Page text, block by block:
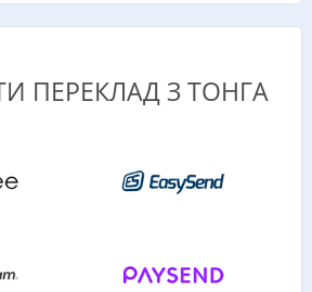
ПЕРЕКЛАД З ТОНГА